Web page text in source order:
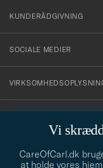
Vi
CareOfCarl.dk
at holde vores
nyhetsbrev!
KUNDERÅDGIVNING
SOCIALE MEDIER
Behøver du hjælp til at
gerne til!